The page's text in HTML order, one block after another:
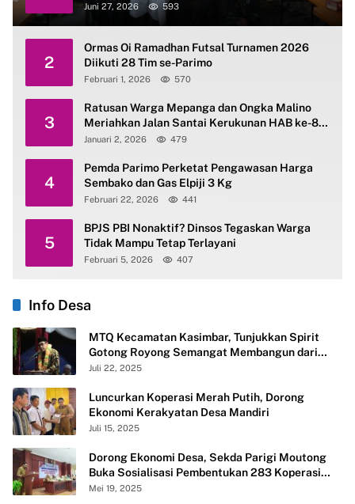
Juni 27, 2026 593
2
Ormas Oi Ramadhan Futsal Turnamen 2026
Diikuti 28 Tim se-Parimo
Februari 1, 2026 570
3
Ratusan Warga Mepanga dan Ongka Malino
Meriahkan Jalan Santai Kerukunan HAB ke-80
Kemenag Parimo
Januari 2, 2026 479
4
Pemda Parimo Perketat Pengawasan Harga
Sembako dan Gas Elpiji 3 Kg
Februari 22, 2026 441
5
BPJS PBI Nonaktif? Dinsos Tegaskan Warga
Tidak Mampu Tetap Terlayani
Februari 5, 2026 407
Info Desa
MTQ Kecamatan Kasimbar, Tunjukkan Spirit
Gotong Royong Semangat Membangun dari
Desa
Juli 22, 2025
Luncurkan Koperasi Merah Putih, Dorong
Ekonomi Kerakyatan Desa Mandiri
Juli 15, 2025
Dorong Ekonomi Desa, Sekda Parigi Moutong
Buka Sosialisasi Pembentukan 283 Koperasi
Merah Putih
Mei 19, 2025